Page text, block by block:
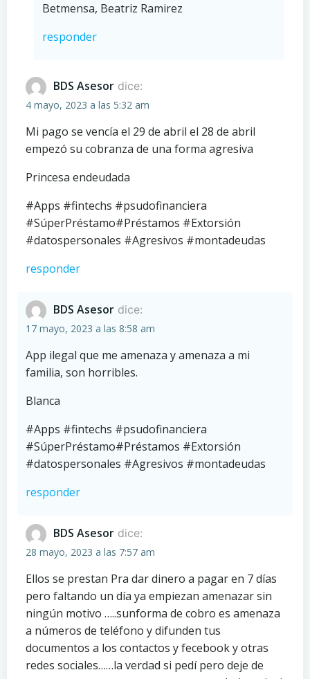
Betmensa, Beatriz Ramirez
responder
BDS Asesor dice:
4 mayo, 2023 a las 5:32 am
Mi pago se vencía el 29 de abril el 28 de abril
empezó su cobranza de una forma agresiva
Princesa endeudada
#Apps #fintechs #psudofinanciera
#SúperPréstamo#Préstamos #Extorsión
#datospersonales #Agresivos #montadeudas
responder
BDS Asesor dice:
17 mayo, 2023 a las 8:58 am
App ilegal que me amenaza y amenaza a mi
familia, son horribles.
Blanca
#Apps #fintechs #psudofinanciera
#SúperPréstamo#Préstamos #Extorsión
#datospersonales #Agresivos #montadeudas
responder
BDS Asesor dice:
28 mayo, 2023 a las 7:57 am
Ellos se prestan Pra dar dinero a pagar en 7 días
pero faltando un día ya empiezan amenazar sin
ningún motivo …..sunforma de cobro es amenaza
a números de teléfono y difunden tus
documentos a los contactos y fecebook y otras
redes sociales……la verdad si pedí pero deje de